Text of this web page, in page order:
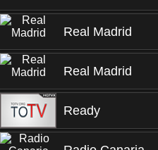
Real Madrid
Real Madrid
Ready